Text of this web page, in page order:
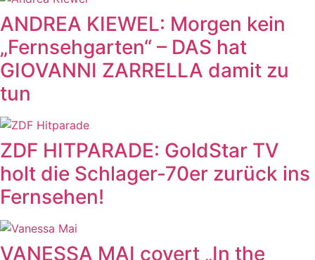
ANDREA KIEWEL: Morgen kein
„Fernsehgarten“ – DAS hat
GIOVANNI ZARRELLA damit zu
tun
ZDF HITPARADE: GoldStar TV
holt die Schlager-70er zurück ins
Fernsehen!
VANESSA MAI covert „In the